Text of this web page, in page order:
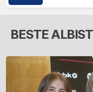
BESTE